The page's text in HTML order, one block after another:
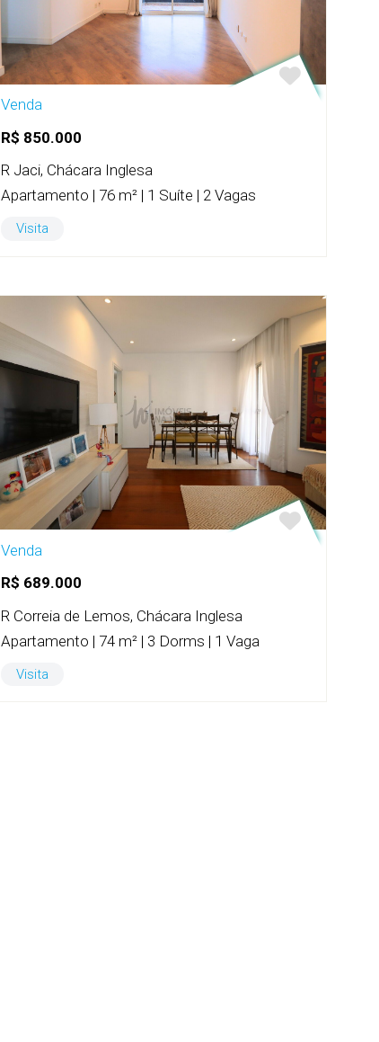
Venda
R$ 850.000
R Jaci, Chácara Inglesa
Apartamento | 76 m² | 1 Suíte | 2 Vagas
Visita
Venda
R$ 689.000
R Correia de Lemos, Chácara Inglesa
Apartamento | 74 m² | 3 Dorms | 1 Vaga
Visita